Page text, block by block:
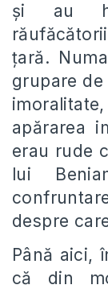
și au
țară.
grupare
apărarea
erau rude
lui
despre
Până aici,
că din